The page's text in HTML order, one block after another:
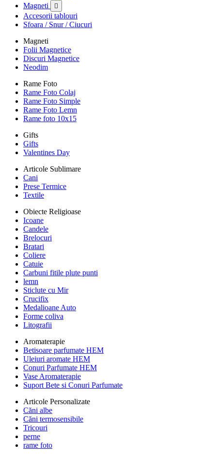
Magneti

Accesorii tablouri
Sfoara / Snur / Ciucuri
Magneti
Folii Magnetice
Discuri Magnetice
Neodim
Rame Foto
Rame Foto Colaj
Rame Foto Simple
Rame Foto Lemn
Rame foto 10x15
Gifts
Gifts
Valentines Day
Articole Sublimare
Cani
Prese Termice
Textile
Obiecte Religioase
Icoane
Candele
Brelocuri
Bratari
Coliere
Catuie
Carbuni fitile plute punti
lemn
Sticlute cu Mir
Crucifix
Medalioane Auto
Forme coliva
Litografii
Aromaterapie
Betisoare parfumate HEM
Uleiuri aromate HEM
Conuri Parfumate HEM
Vase Aromaterapie
Suport Bete si Conuri Parfumate
Articole Personalizate
Căni albe
Căni termosensibile
Tricouri
perne
rame foto